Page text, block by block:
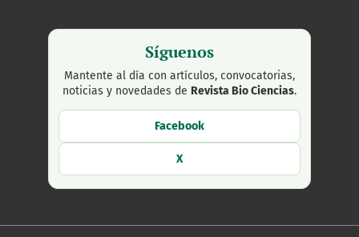
Síguenos
Mantente al día con artículos, convocatorias,
noticias y novedades de Revista Bio Ciencias.
Facebook
X